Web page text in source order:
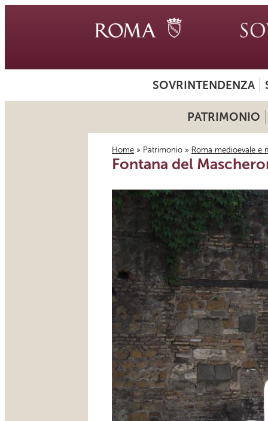
SOVRINTENDENZA
PATRIMONIO
Tu sei qui
Home » Patrimonio » Roma medioevale e
Fontana del